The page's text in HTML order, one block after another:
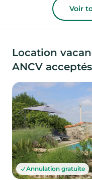
Voir
Location
ANCV acceptés
Annulation gratuite